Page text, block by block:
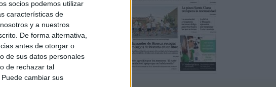
socios podemos utilizar
características de
y a nuestros
De forma alternativa,
antes de otorgar o
de sus datos personales
de rechazar tal
cambiar sus